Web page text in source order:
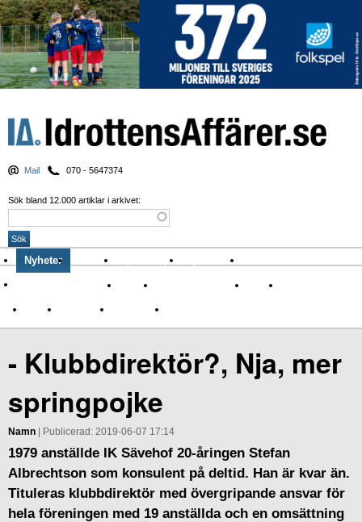
Mail 070 - 5647374
Sök bland 12.000 artiklar i arkivet:
Nyheter Krönikor Sport & spel Nyhetsbrev
Om Idrottens Affärer
Affärer I spåren av Corona Arena
Namn Sponsring TV-nyheter
- Klubbdirektör?, Nja, mer
springpojke
Namn | Publicerad: 2019-06-07 17:14
1979 anställde IK Sävehof 20-åringen Stefan
Albrechtson som konsulent på deltid. Han är kvar än.
Tituleras klubbdirektör med övergripande ansvar för
hela föreningen med 19 anställda och en omsättning